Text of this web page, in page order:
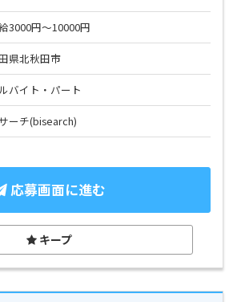
3000円～10000円
県北秋田市
バイト・パート
ーチ(bisearch)
応募画面に進む
キープ